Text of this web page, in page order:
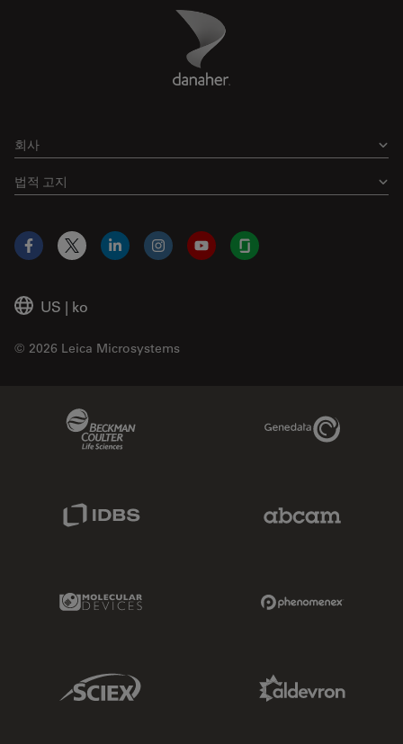
Danaher Logo
회사
법적 고지
US | ko
© 2026 Leica Microsystems
Facebook
X LinkedInInstagramYouTubeGlassdoor
Genedata Link
Molecular Devices Link
Sciex Link